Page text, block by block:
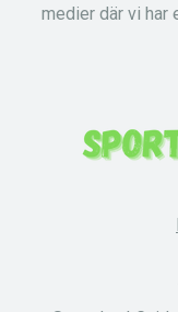
medier där vi har